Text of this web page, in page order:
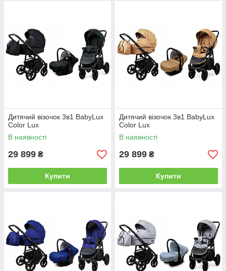
Дитячий візочок 3в1 BabyLux
Color Lux
В наявності
29 899 ₴
Купити
Дитячий візочок 3в1 BabyLux
Color Lux
В наявності
29 899 ₴
Купити